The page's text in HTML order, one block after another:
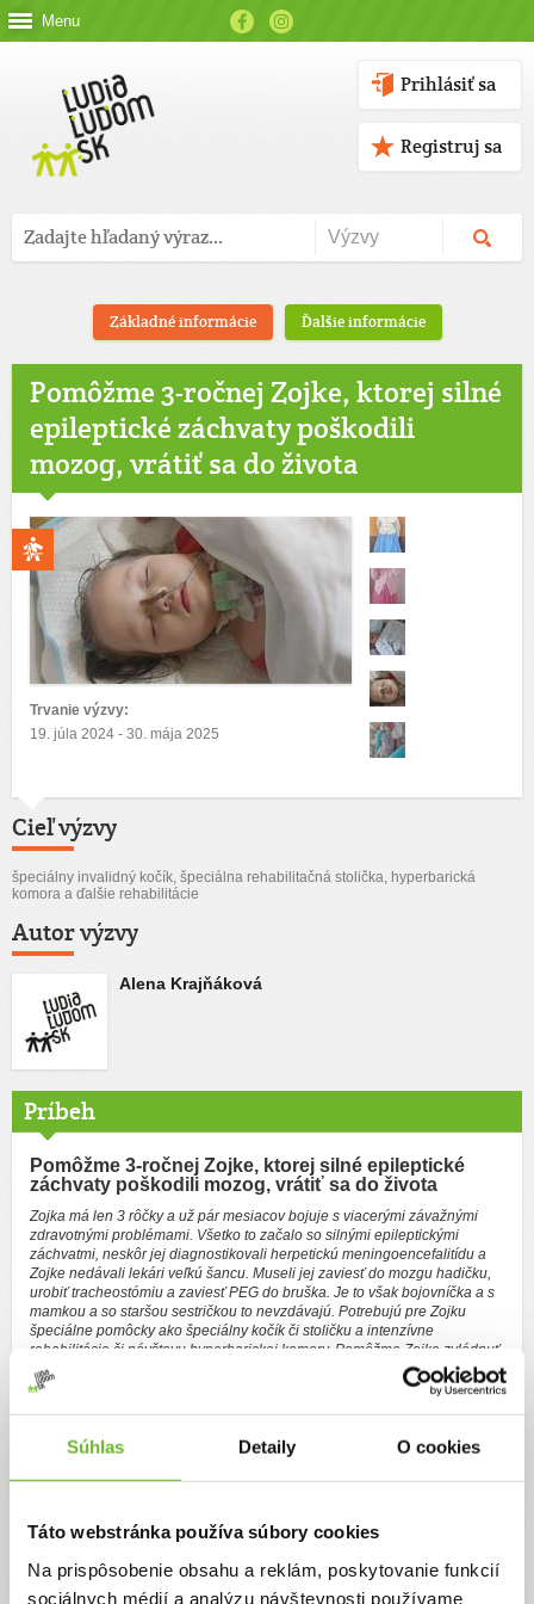
Súhlas Detaily O cookies
Táto webstránka používa súbory cookies
Na prispôsobenie obsahu a reklám, poskytovanie funkcií
sociálnych médií a analýzu návštevnosti používame
Menu
Prihlásiť sa
Registruj sa
Základné informácie Ďalšie informácie
Pomôžme 3-ročnej Zojke, ktorej silné
epileptické záchvaty poškodili
mozog, vrátiť sa do života
Trvanie výzvy:
19. júla 2024 - 30. mája 2025
Cieľ výzvy
špeciálny invalidný kočík, špeciálna rehabilitačná stolička, hyperbarická
komora a ďalšie rehabilitácie
Autor výzvy
Alena Krajňáková
Príbeh
Pomôžme 3-ročnej Zojke, ktorej silné epileptické
záchvaty poškodili mozog, vrátiť sa do života
Zojka má len 3 rôčky a už pár mesiacov bojuje s viacerými závažnými
zdravotnými problémami. Všetko to začalo so silnými epileptickými
záchvatmi, neskôr jej diagnostikovali herpetickú meningoencefalitídu a
Zojke nedávali lekári veľkú šancu. Museli jej zaviesť do mozgu hadičku,
urobiť tracheostómiu a zaviesť PEG do bruška. Je to však bojovníčka a s
mamkou a so staršou sestričkou to nevzdávajú. Potrebujú pre Zojku
špeciálne pomôcky ako špeciálny kočík či stoličku a intenzívne
rehabilitácie či návštevu hyperbarickej komory. Pomôžme Zojke zvládnuť
tento boj.
Zojka bolo zdravé, šikovné 2 ročné dievčatko. V jednu noc sa nám úplne
zmenil život. Zojka bola prevezená na detskú JIS so silným epileptickým
detské ARO do KE. Tam Zojke diagnostikovali herpetickú
bojovníčka bojovala o svoj život statočne a po 5 týždňoch nemocničného
nerozprávala, ale postupne sa to zlepšovalo aj vďaka rehabilitácii, ktorú
som s ňou cvičila každý deň. No po týždni doma sa Zojkin stav zhoršil,